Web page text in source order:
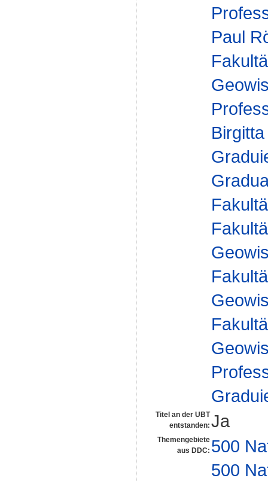
Paul
Titel an der UBT
entstanden: Ja
Themengebiete
aus DDC: 500
500